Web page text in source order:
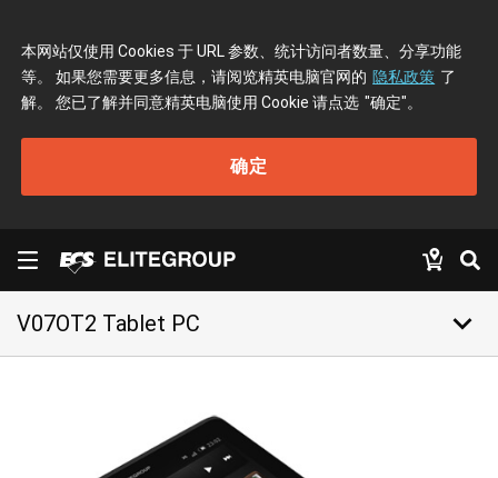
本网站仅使用 Cookies 于 URL 参数、统计访问者数量、分享功能
等。 如果您需要更多信息，请阅览精英电脑官网的 隐私政策 了
解。 您已了解并同意精英电脑使用 Cookie 请点选 "确定"。
确定
V07OT2 Tablet PC keyboard_arrow_down